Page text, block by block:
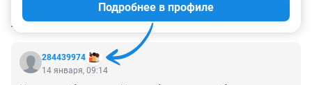
КОММЕНТАРИИ 7
284439974
Подробнее в профиле
14 января, 09:14